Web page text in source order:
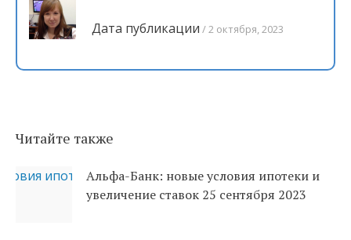
Дата публикации 2 октября, 2023
Читайте также
Альфа-Банк: новые условия ипотеки и
увеличение ставок 25 сентября 2023